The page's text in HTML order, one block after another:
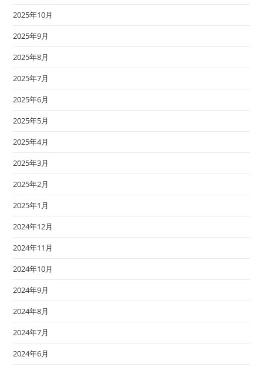
2025年10月
2025年9月
2025年8月
2025年7月
2025年6月
2025年5月
2025年4月
2025年3月
2025年2月
2025年1月
2024年12月
2024年11月
2024年10月
2024年9月
2024年8月
2024年7月
2024年6月